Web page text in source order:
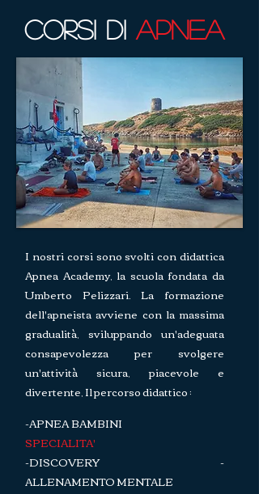
Corsi di Apnea
I nostri corsi sono svolti con didattica
Apnea Academy, la scuola fondata da
Umberto Pelizzari. La formazione
dell'apneista avviene con la massima
gradualità, sviluppando un'adeguata
consapevolezza per svolgere
un'attività sicura, piacevole e
divertente, Il percorso didattico :
-APNEA BAMBINI
SPECIALITA'
-DISCOVERY -
ALLENAMENTO MENTALE